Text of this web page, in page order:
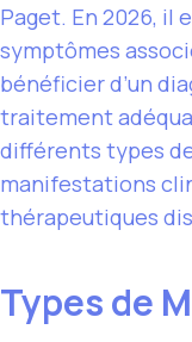
Paget. En 2026, il
symptômes
bénéficier d’un
traitement
différents types
manifestations
thérapeutiques
Types de